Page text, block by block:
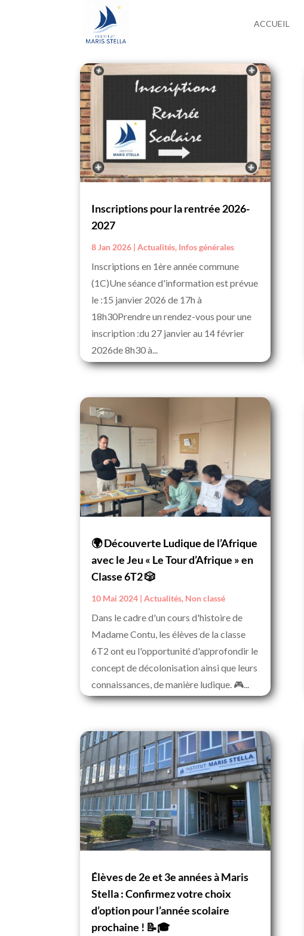
ACCUEIL
Inscriptions pour la rentrée 2026-
2027
8 Jan 2026 |Actualités, Infos générales
Inscriptions en 1ère année commune
(1C)Une séance d'information est prévue
le :15 janvier 2026 de 17h à
18h30Prendre un rendez-vous pour une
inscription :du 27 janvier au 14 février
2026de 8h30 à...
🌍 Découverte Ludique de l’Afrique
avec le Jeu « Le Tour d’Afrique » en
Classe 6T2 🎲
10 Mai 2024 |Actualités, Non classé
Dans le cadre d'un cours d'histoire de
Madame Contu, les élèves de la classe
6T2 ont eu l'opportunité d'approfondir le
concept de décolonisation ainsi que leurs
connaissances, de manière ludique. 🎮...
Élèves de 2e et 3e années à Maris
Stella : Confirmez votre choix
d’option pour l’année scolaire
prochaine ! 📝🎓